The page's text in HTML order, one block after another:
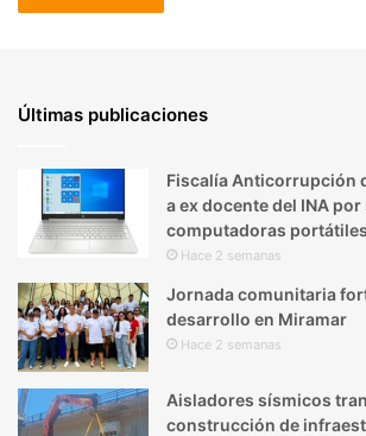
Últimas publicaciones
Fiscalía Anticorrupción
a ex docente del INA
computadoras portátiles
Hace 2 semanas
Jornada comunitaria
desarrollo en Miramar
Hace 2 semanas
Aisladores sísmicos
construcción de